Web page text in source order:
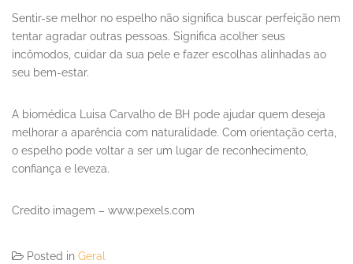
Sentir-se melhor no espelho não significa buscar perfeição nem
tentar agradar outras pessoas. Significa acolher seus
incômodos, cuidar da sua pele e fazer escolhas alinhadas ao
seu bem-estar.
A biomédica Luisa Carvalho de BH pode ajudar quem deseja
melhorar a aparência com naturalidade. Com orientação certa,
o espelho pode voltar a ser um lugar de reconhecimento,
confiança e leveza.
Credito imagem – www.pexels.com
Posted in Geral